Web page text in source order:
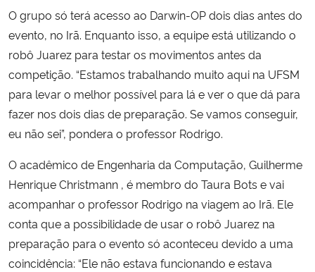
O grupo só terá acesso ao Darwin-OP dois dias antes do
evento, no Irã. Enquanto isso, a equipe está utilizando o
robô Juarez para testar os movimentos antes da
competição. “Estamos trabalhando muito aqui na UFSM
para levar o melhor possível para lá e ver o que dá para
fazer nos dois dias de preparação. Se vamos conseguir,
eu não sei”, pondera o professor Rodrigo.
O acadêmico de Engenharia da Computação, Guilherme
Henrique Christmann , é membro do Taura Bots e vai
acompanhar o professor Rodrigo na viagem ao Irã. Ele
conta que a possibilidade de usar o robô Juarez na
preparação para o evento só aconteceu devido a uma
coincidência: “Ele não estava funcionando e estava